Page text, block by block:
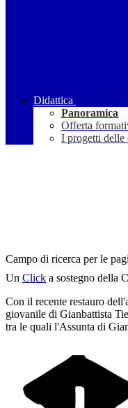
Didattica
Panoramica
Offerta
I progetti delle
Campo di ricerca per le
Un Click a sostegno della
Con il recente restauro
giovanile di Gianbattista
tra le quali l'Assunta di